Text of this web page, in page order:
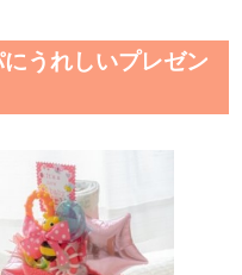
うれしいプレゼン